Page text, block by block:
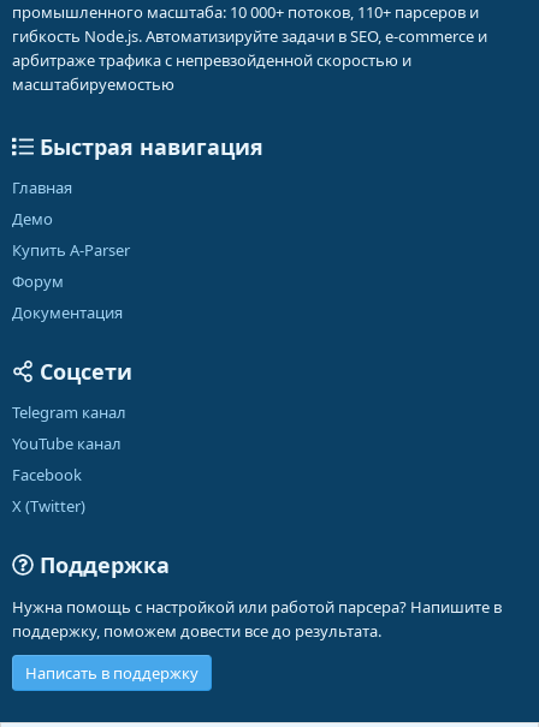
промышленного масштаба: 10 000+ потоков, 110+ парсеров и
гибкость Node.js. Автоматизируйте задачи в SEO, e-commerce и
арбитраже трафика с непревзойденной скоростью и
масштабируемостью
Быстрая навигация
Главная
Демо
Купить A-Parser
Форум
Документация
Соцсети
Telegram канал
YouTube канал
Facebook
X (Twitter)
Поддержка
Нужна помощь с настройкой или работой парсера? Напишите в
поддержку, поможем довести все до результата.
Написать в поддержку